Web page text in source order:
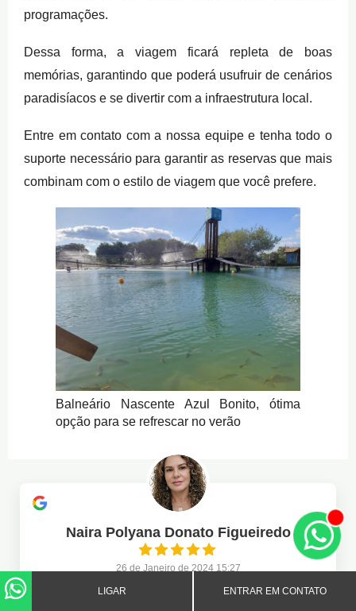
programações.
Dessa forma, a viagem ficará repleta de boas
memórias, garantindo que poderá usufruir de cenários
paradisíacos e se divertir com a infraestrutura local.
Entre em contato com a nossa equipe e tenha todo o
suporte necessário para garantir as reservas que mais
combinam com o estilo de viagem que você prefere.
Balneário Nascente Azul Bonito, ótima
opção para se refrescar no verão
Naira Polyana Donato Figueiredo
26 de Janeiro de 2024 15:27
A avaliação positiva não ocorre somente quando dá
LIGAR ENTRAR EM CONTATO